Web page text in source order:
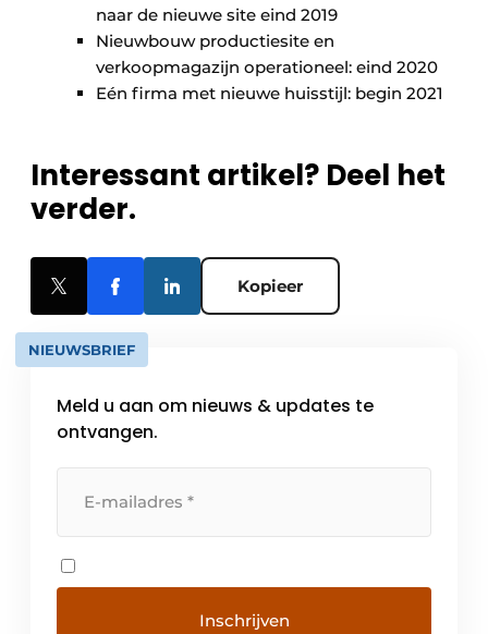
naar de nieuwe site eind 2019
Nieuwbouw productiesite en
verkoopmagazijn operationeel: eind 2020
Eén firma met nieuwe huisstijl: begin 2021
Interessant artikel? Deel het
verder.
Kopieer
NIEUWSBRIEF
Meld u aan om nieuws & updates te
ontvangen.